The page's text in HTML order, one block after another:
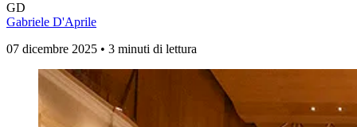
GD
Gabriele D'Aprile
07 dicembre 2025 • 3 minuti di lettura